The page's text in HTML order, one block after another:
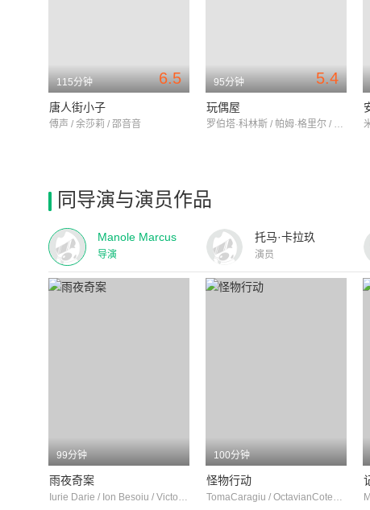
6.5
115分钟
唐人街小子
傅声 / 余莎莉 / 邵音音
5.4
95分钟
玩偶屋
罗伯塔·科林斯 / 帕姆·格里尔 / JudithBrown
同导演与演员作品
Manole Marcus
导演
托马·卡拉玖
演员
99分钟
雨夜奇案
Iurie Darie / Ion Besoiu / Victor Rebengiuc
100分钟
怪物行动
TomaCaragiu / OctavianCotescu / MarinMoraru